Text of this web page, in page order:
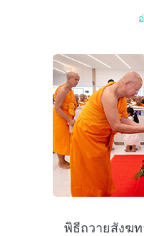
พิธีถวายสังฆท